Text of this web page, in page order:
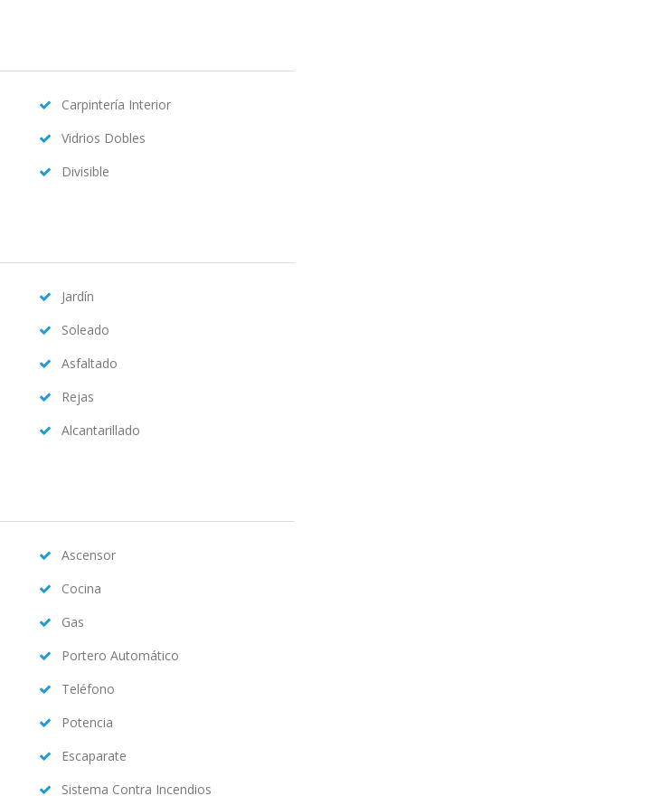
Carpintería Interior
Vidrios Dobles
Divisible
Jardín
Soleado
Asfaltado
Rejas
Alcantarillado
Ascensor
Cocina
Gas
Portero Automático
Teléfono
Potencia
Escaparate
Sistema Contra Incendios